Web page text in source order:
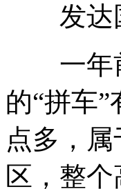
发达国
一年前
的“拼车
点多，
区，整